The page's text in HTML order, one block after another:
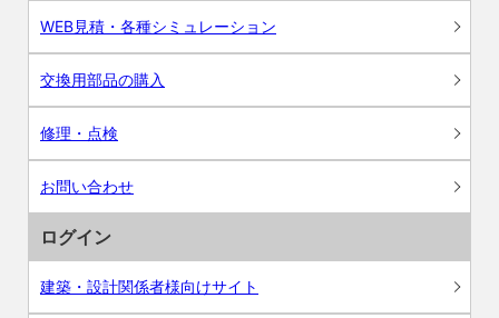
WEB見積・各種シミュレーション
交換用部品の購入
修理・点検
お問い合わせ
ログイン
建築・設計関係者様向けサイト